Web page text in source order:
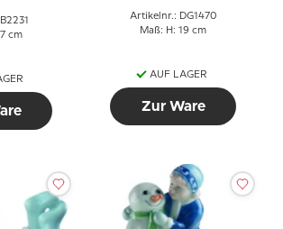
cm
Artikelnr.: DG1470
Maß: H: 19 cm
AUF LAGER
Zur Ware